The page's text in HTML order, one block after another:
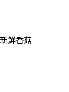
鮮香菇